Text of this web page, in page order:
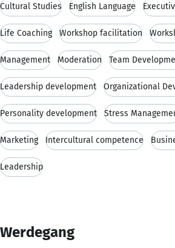
Cultural Studies English Language
Life Coaching Workshop facilitation
Management Moderation Team
Leadership development Organizational
Personality development Stress
Marketing Intercultural competence
Leadership
Werdegang